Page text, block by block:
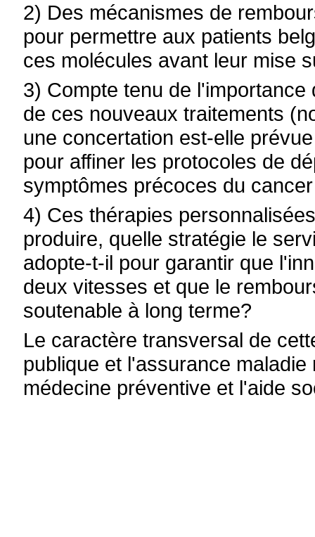
2) Des mécanismes de
pour permettre aux patients
ces molécules avant leur mise
3) Compte tenu de
de ces nouveaux traitements
une concertation est-elle
pour affiner les protocoles de
symptômes précoces du
4) Ces thérapies
produire, quelle stratégie le
adopte-t-il pour garantir que
deux vitesses et que le
soutenable à long terme?
Le caractère transversal de
publique et l'assurance
médecine préventive et l'aide